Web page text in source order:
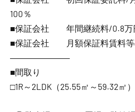
100％
■保証会社 年間継続料/0.8万
■保証会社 月額保証料賃料等
―――――――
■間取り
□1R～2LDK（25.55㎡～59.32㎡）